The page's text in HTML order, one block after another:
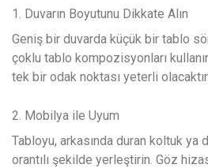
1. Duvarın Boyutunu Dikkate Alın
Geniş bir duvarda küçük bir tablo
çoklu tablo kompozisyonları
tek bir odak noktası yeterli olacaktır.
2. Mobilya ile Uyum
Tabloyu, arkasında duran koltuk
orantılı şekilde yerleştirin. Göz